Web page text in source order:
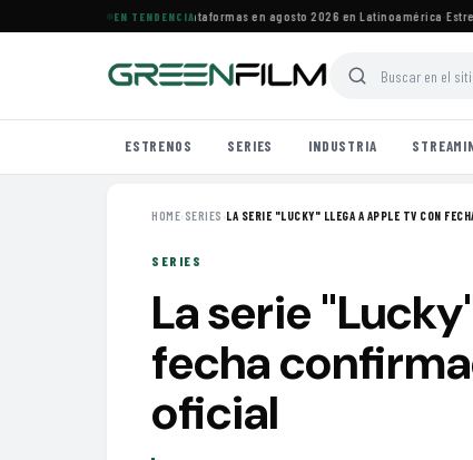
EN TENDENCIA
de HBO Max y otras plataformas en agosto 2026 en Latinoamérica·
ESTRENOS SERIES INDUSTRIA
HOME› SERIES ›LA SERIE "LUCKY" LLEGA A APPLE TV CON
SERIES
La serie
fecha
oficial